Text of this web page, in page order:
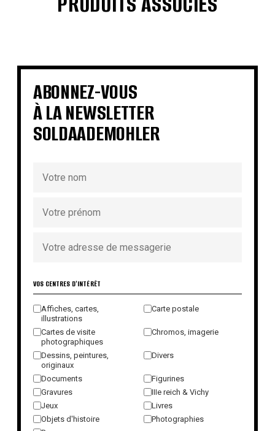
€
€
€ € €
€ €
ABONNEZ-VOUS
À LA NEWSLETTER
SOLDAADEMOHLER
VOS CENTRES D'INTÉRÊT
Affiches, cartes,
illustrations
Carte postale
Cartes de visite
photographiques
Chromos, imagerie
Dessins, peintures,
originaux
Divers
Documents
Figurines
Gravures
IIIe reich & Vichy
Jeux
Livres
Objets d'histoire
Photographies